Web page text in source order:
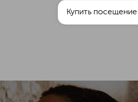
Купить посещение